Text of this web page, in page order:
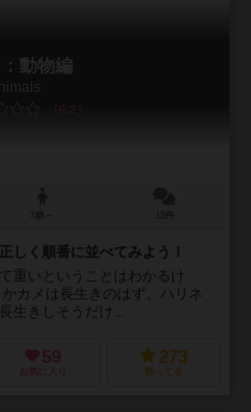
動物編
6.2
しく順番に並べてみよう！
重いということはわかるけ
カメは長生きのはず。ハリネ
生きしそうだけ...
59
お気に入り
273
持ってる